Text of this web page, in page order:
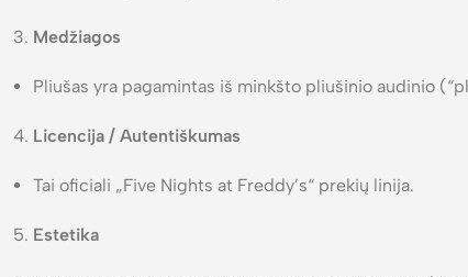
Medžiagos
Pliušas yra pagamintas iš minkšto pliušinio audinio
Licencija / Autentiškumas
Tai oficiali „Five Nights at Freddy’s“ prekių linija.
Estetika